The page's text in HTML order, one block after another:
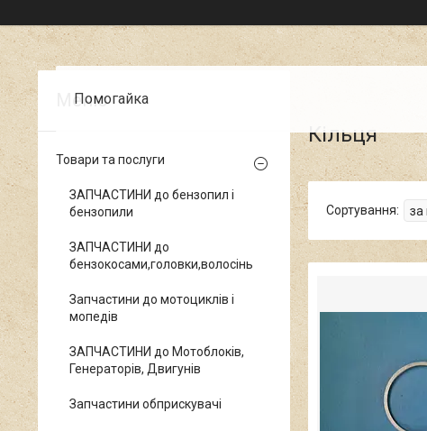
Помогайка
Кільця
Товари та послуги
ЗАПЧАСТИНИ до бензопил і
бензопили
ЗАПЧАСТИНИ до
бензокосами,головки,волосінь
Запчастини до мотоциклів і
мопедів
ЗАПЧАСТИНИ до Мотоблоків,
Генераторів, Двигунів
Запчастини обприскувачі